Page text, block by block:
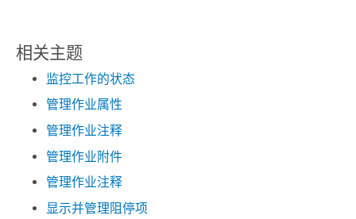
相关主题
监控工作的状态
管理作业属性
管理作业注释
管理作业附件
管理作业注释
显示并管理阻停项